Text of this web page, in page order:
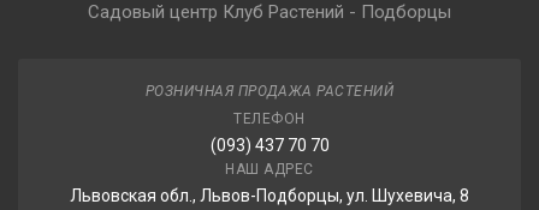
Садовый центр Клуб Растений - Подборцы
РОЗНИЧНАЯ ПРОДАЖА РАСТЕНИЙ
ТЕЛЕФОН
(093) 437 70 70
НАШ АДРЕС
Львовская обл., Львов-Подборцы, ул. Шухевича, 8